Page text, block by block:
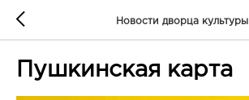
Новости дворца культуры
Пушкинская карта